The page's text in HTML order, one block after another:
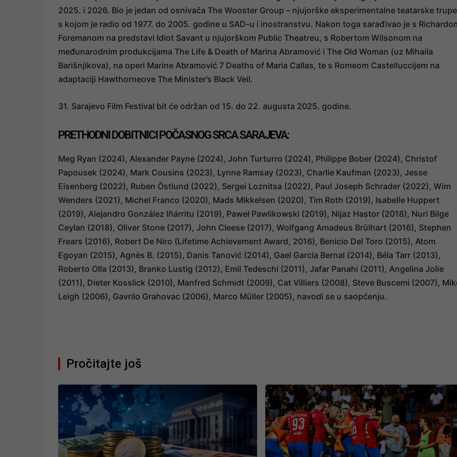
2025. i 2026. Bio je jedan od osnivača The Wooster Group – njujorške eksperimentalne teatarske
s kojom je radio od 1977. do 2005. godine u SAD-u i inostranstvu. Nakon toga sarađivao je s
Foremanom na predstavi Idiot Savant u njujorškom Public Theatreu, s Robertom Wilsonom na
međunarodnim produkcijama The Life & Death of Marina Abramović i The Old Woman (uz Mihaila
Barišnjikova), na operi Marine Abramović 7 Deaths of Maria Callas, te s Romeom Castelluccijem na
adaptaciji Hawthorneove The Minister’s Black Veil.
31. Sarajevo Film Festival bit će održan od 15. do 22. augusta 2025. godine.
PRETHODNI DOBITNICI POČASNOG SRCA SARAJEVA:
Meg Ryan (2024), Alexander Payne (2024), John Turturro (2024), Philippe Bober (2024), Christof
Papousek (2024), Mark Cousins (2023), Lynne Ramsay (2023), Charlie Kaufman (2023), Jesse
Eisenberg (2022), Ruben Östlund (2022), Sergei Loznitsa (2022), Paul Joseph Schrader (2022), Wim
Wenders (2021), Michel Franco (2020), Mads Mikkelsen (2020), Tim Roth (2019), Isabelle Huppert
(2019), Alejandro González Iñárritu (2019), Paweł Pawlikowski (2019), Nijaz Hastor (2018), Nuri Bilge
Ceylan (2018), Oliver Stone (2017), John Cleese (2017), Wolfgang Amadeus Brülhart (2016), Stephen
Frears (2016), Robert De Niro (Lifetime Achievement Award, 2016), Benicio Del Toro (2015), Atom
Egoyan (2015), Agnès B. (2015), Danis Tanović (2014), Gael García Bernal (2014), Béla Tarr (2013),
Roberto Olla (2013), Branko Lustig (2012), Emil Tedeschi (2011), Jafar Panahi (2011), Angelina Jolie
(2011), Dieter Kosslick (2010), Manfred Schmidt (2009), Cat Villiers (2008), Steve Buscemi (2007),
Leigh (2006), Gavrilo Grahovac (2006), Marco Müller (2005), navodi se u saopćenju.
Pročitajte još